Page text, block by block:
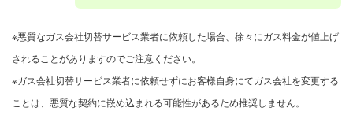
※悪質なガス会社切替サービス業者に依頼した場合、徐々にガス料金が値上げ
されることがありますのでご注意ください。
※ガス会社切替サービス業者に依頼せずにお客様自身にてガス会社を変更する
ことは、悪質な契約に嵌め込まれる可能性があるため推奨しません。